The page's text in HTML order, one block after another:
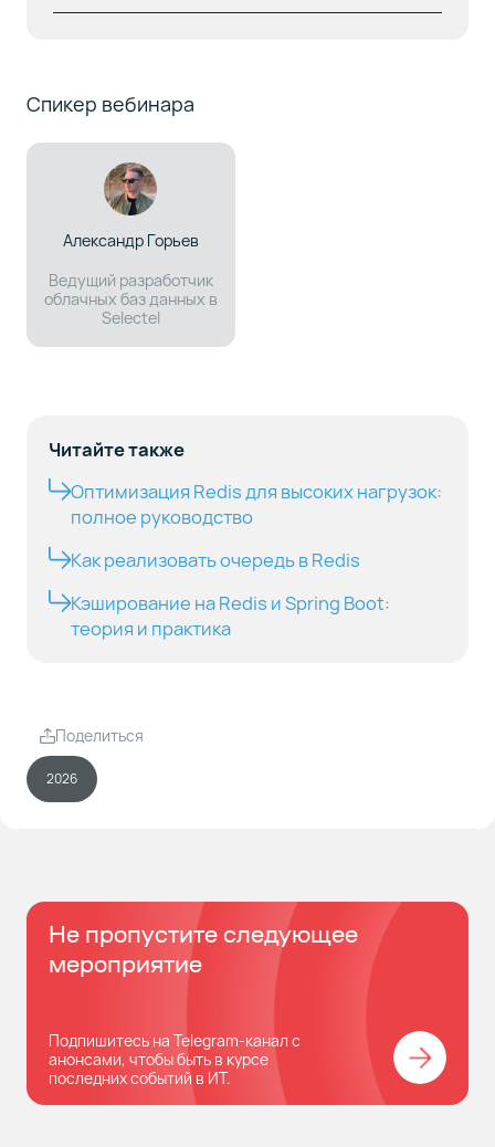
Спикер вебинара
Александр Горьев
Ведущий разработчик
облачных баз данных в
Selectel
Читайте также
Оптимизация Redis для высоких нагрузок:
полное руководство
Как реализовать очередь в Redis
Кэширование на Redis и Spring Boot:
теория и практика
Поделиться
2026
Не пропустите следующее
мероприятие
Подпишитесь на Telegram-канал с
анонсами, чтобы быть в курсе
последних событий в ИТ.